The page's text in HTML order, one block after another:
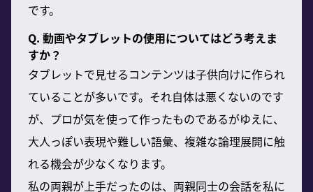
です。
Q. 動画やタブレットの使用についてはどう考えま
すか？
タブレットで見せるコンテンツは子供向けに作られ
ていることが多いです。それ自体は悪くないのです
が、プロが気を使って作ったものであるがゆえに、
大人っぽい表現や難しい語彙、複雑な論理展開に触
れる機会が少なくなります。
私の両親が上手だったのは、両親同士の会話を私に